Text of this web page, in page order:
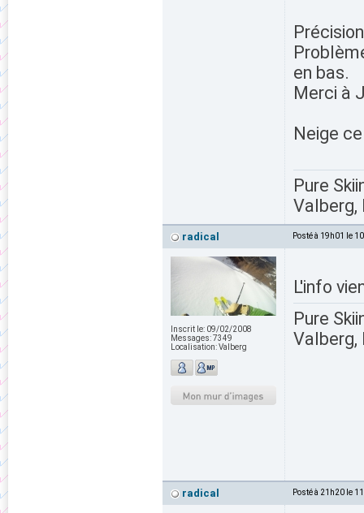
en bas.
Merci à
Neige
Pure
Valberg,
radical Posté à 19h01 le
Inscrit le: 09/02/2008
Messages:7349
Localisation:Valberg
L'info
Pure
Valberg,
radical Posté à 21h20 le